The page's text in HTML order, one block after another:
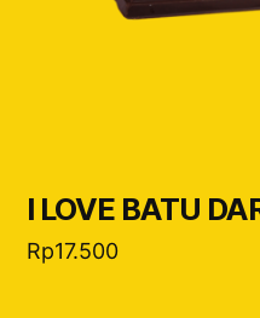
I LOVE BATU
Rp17.500